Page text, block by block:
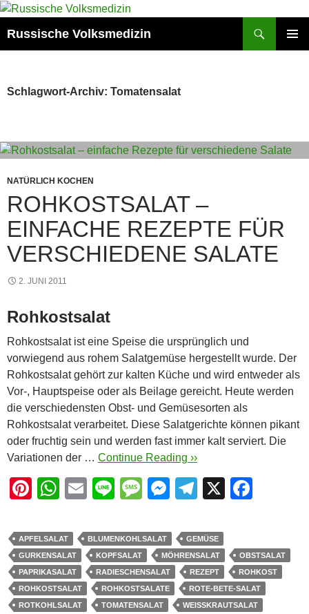
Zum
springen
Russische Volksmedizin
Schlagwort-Archiv: Tomatensalat
NATÜRLICH KOCHEN
ROHKOSTSALAT –
EINFACHE REZEPTE FÜR
VERSCHIEDENE SALATE
2. JUNI 2011
Rohkostsalat
Rohkostsalat ist eine Speise die ursprünglich und
vorwiegend aus rohem Salatgemüse hergestellt wurde. Der
Rohkostsalat gehört zur kalten Küche und wird entweder als
Vor-, Hauptspeise oder als Beilage gereicht. Heute werden
die verschiedensten Obst- und Gemüsesorten als
Rohkostsalat verarbeitet. Diese Salatgerichte können pikant
oder fruchtig sein und werden fast immer kalt serviert. Die
Variationen der … Continue Reading ››
Pi
er
e
st
W
at
s
A
p
E
ail
Li
e
M
ss
a
g
e
M
ss
e
n
g
T
e
gr
a
m
X
e
b
o
APFELSALAT BLUMENKOHLSALAT
GEMÜSE
GURKENSALAT
KOPFSALAT MÖHRENSALAT
OBSTSALAT
PAPRIKASALAT
RADIESCHENSALAT REZEPT
ROHKOST
ROHKOSTSALAT
ROHKOSTSALATE
ROTE-BETE-SALAT
ROTKOHLSALAT
TOMATENSALAT WEISSKRAUTSALAT